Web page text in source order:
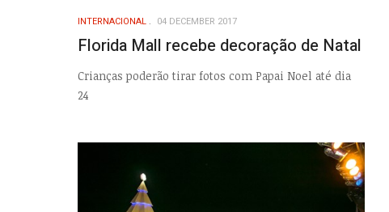
INTERNACIONAL 04 DECEMBER 2017
Florida Mall recebe decoração de Natal
Crianças poderão tirar fotos com Papai Noel até dia
24